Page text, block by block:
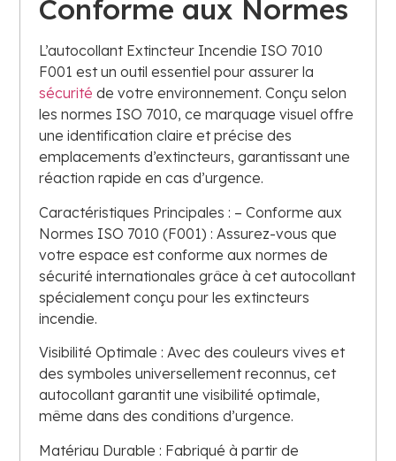
Conforme aux Normes
L’autocollant Extincteur Incendie ISO 7010
F001 est un outil essentiel pour assurer la
sécurité de votre environnement. Conçu selon
les normes ISO 7010, ce marquage visuel offre
une identification claire et précise des
emplacements d’extincteurs, garantissant une
réaction rapide en cas d’urgence.
Caractéristiques Principales : – Conforme aux
Normes ISO 7010 (F001) : Assurez-vous que
votre espace est conforme aux normes de
sécurité internationales grâce à cet autocollant
spécialement conçu pour les extincteurs
incendie.
Visibilité Optimale : Avec des couleurs vives et
des symboles universellement reconnus, cet
autocollant garantit une visibilité optimale,
même dans des conditions d’urgence.
Matériau Durable : Fabriqué à partir de